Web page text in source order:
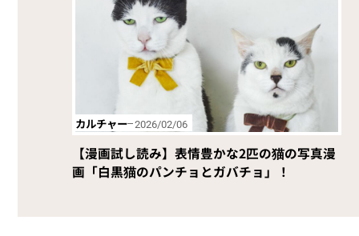
【漫画試し読み】表情豊かな2匹の猫の写真漫
画「白黒猫のパンチョとガバチョ」！
カルチャー 2026/02/06